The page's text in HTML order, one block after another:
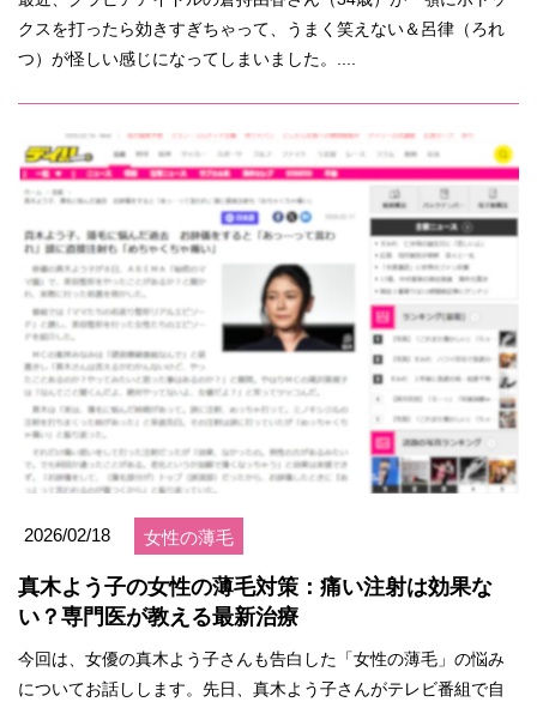
クスを打ったら効きすぎちゃって、うまく笑えない＆呂律（ろれ
つ）が怪しい感じになってしまいました。....
2026/02/18 女性の薄毛
真木よう子の女性の薄毛対策：痛い注射は効果な
い？専門医が教える最新治療
今回は、女優の真木よう子さんも告白した「女性の薄毛」の悩み
についてお話しします。先日、真木よう子さんがテレビ番組で自